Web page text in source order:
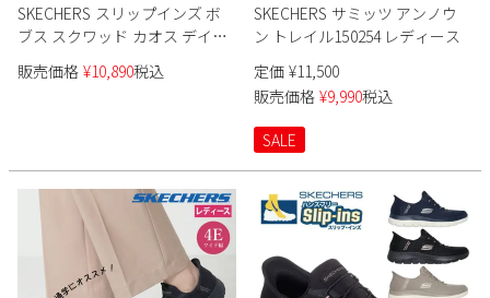
新規会員登録
特定商取引法に基づく表示
お問い合わせ
SKECHERS スリップインズ ボ
ブス スクワッド カオス デイリ
ーグリッツ 117622 レディース
販売価格 ¥10,890税込
SKECHERS サミッツ アンノウ
ン トレイル150254 レディース
定価 ¥11,500
販売価格 ¥9,990税込
SALE